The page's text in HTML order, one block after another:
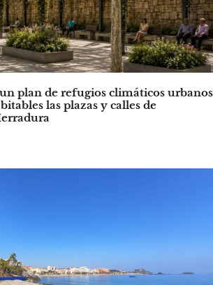
plan de refugios climáticos urbanos
las plazas y calles de